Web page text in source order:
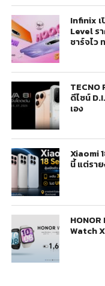
Infinix
Level ร
ชาร์จไว
TECNO
ดีไซน์
เอง
Xiaomi
นี้ แต่รา
Watch